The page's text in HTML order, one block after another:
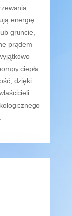
zewania
ują energię
lubgruncie
prądem
yjątkowo
yciepła
ość dzięki
łaścicieli
kologicznego